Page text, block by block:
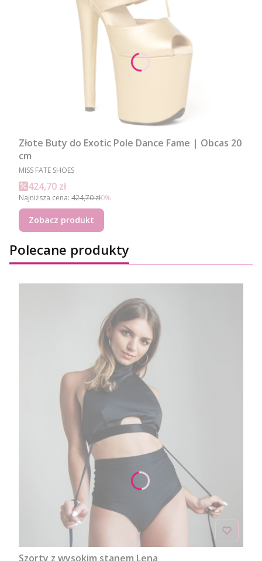
Złote Buty do Exotic Pole Dance Fame | Obcas 20
cm
PRODUCENT
MISS FATE SHOES
Cena promocyjna
424,70 zł
Najniższa cena: 424,70 zł0%
Zobacz produkt
Polecane produkty
Szorty z wysokim stanem Lena